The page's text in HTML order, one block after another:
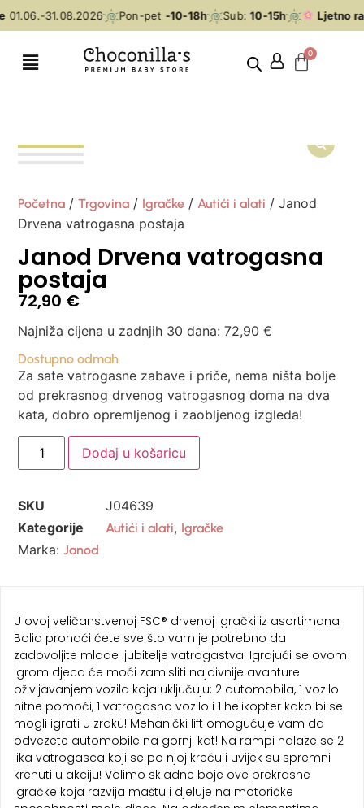
01.06.-31.08.2026 Pon-pet -10-18h Sub:10-15h Ljetno
Početna /Trgovina / Igračke /Autići i alati / Janod
Drvena vatrogasna postaja
Janod Drvena vatrogasna
postaja
72,90 €
Najniža cijena u zadnjih 30 dana:72,90€
Dostupno odmah
Za sate vatrogasne zabave i priče, nema ništa bolje
od prekrasnog drvenog vatrogasnog doma na dva
kata, dobro opremljenog i zaobljenog izgleda!
Dodaj u košaricu
SKU
J04639
Kategorije
Autići i alati, Igračke
Marka: Janod
U ovoj veličanstvenoj FSC® drvenoj igrački iz asortimana
Bolid pronaći ćete sve što vam je potrebno da
zadovoljite mlade ljubitelje vatrogastva! Igrajući se ovom
igrom djeca će moći zamisliti najdivnije avanture
oživljavanjem vozila koja uključuju: 2 automobila, 1 vozilo
hitne pomoći, 1 vatrogasno vozilo i 1 helikopter kako bi se
mogli igrati u zraku! Mehanički lift omogućuje vam da
odvezete automobile na gornji kat! Na rampi nalaze se 2
lika vatrogasca koji se po njoj kreću i uvijek su spremni
krenuti u akciju! Volimo skladne boje ove prekrasne
igračke koja razvija maštu i djeluje na motoričke